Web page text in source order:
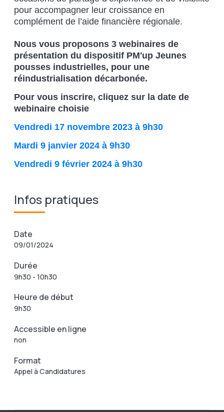
pour accompagner leur croissance en
complément de l’aide financière régionale.
Nous vous proposons 3 webinaires de
présentation du dispositif PM'up Jeunes
pousses industrielles, pour une
réindustrialisation décarbonée.
Pour vous inscrire, cliquez sur la date de
webinaire choisie
Vendredi 17 novembre 2023 à 9h30
Mardi 9 janvier 2024 à 9h30
Vendredi 9 février 2024 à 9h30
Infos pratiques
Date
09/01/2024
Durée
9h30 - 10h30
Heure de début
9h30
Accessible en ligne
non
Format
Appel à Candidatures